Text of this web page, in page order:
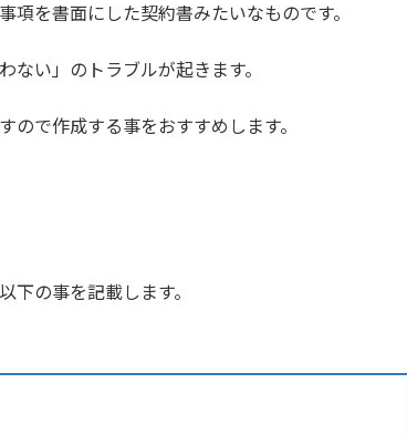
を書面にした契約書みたいなものです。
い」のトラブルが起きます。
で作成する事をおすすめします。
下の事を記載します。